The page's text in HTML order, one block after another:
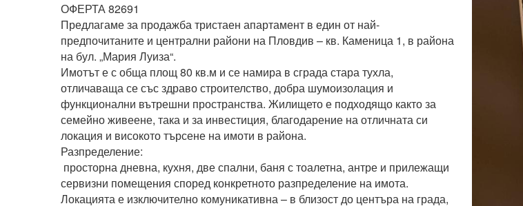
ОФЕРТА 82691
Предлагаме за продажба тристаен апартамент в един от най-
предпочитаните и централни райони на Пловдив – кв. Каменица 1, в района
на бул. „Мария Луиза“.
Имотът е с обща площ 80 кв.м и се намира в сграда стара тухла,
отличаваща се със здраво строителство, добра шумоизолация и
функционални вътрешни пространства. Жилището е подходящо както за
семейно живеене, така и за инвестиция, благодарение на отличната си
локация и високото търсене на имоти в района.
Разпределение:
сервизни помещения според конкретното разпределение на имота.
Локацията е изключително комуникативна – в близост до центъра на града,